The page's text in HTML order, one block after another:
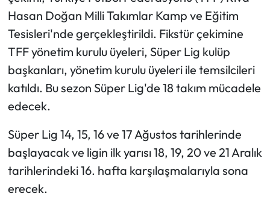
Hasan Doğan Milli Takımlar Kamp ve Eğitim
Tesisleri'nde gerçekleştirildi. Fikstür çekimine
TFF yönetim kurulu üyeleri, Süper Lig kulüp
başkanları, yönetim kurulu üyeleri ile temsilcileri
katıldı. Bu sezon Süper Lig'de 18 takım mücadele
edecek.
Süper Lig 14, 15, 16 ve 17 Ağustos tarihlerinde
başlayacak ve ligin ilk yarısı 18, 19, 20 ve 21 Aralık
tarihlerindeki 16. hafta karşılaşmalarıyla sona
erecek.